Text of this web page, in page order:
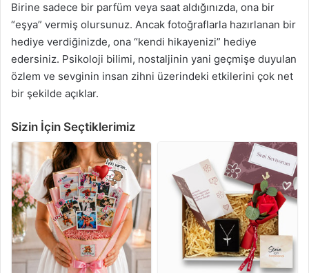
Birine sadece bir parfüm veya saat aldığınızda, ona bir
“eşya” vermiş olursunuz. Ancak fotoğraflarla hazırlanan bir
hediye verdiğinizde, ona “kendi hikayenizi” hediye
edersiniz. Psikoloji bilimi, nostaljinin yani geçmişe duyulan
özlem ve sevginin insan zihni üzerindeki etkilerini çok net
bir şekilde açıklar.
Sizin İçin Seçtiklerimiz